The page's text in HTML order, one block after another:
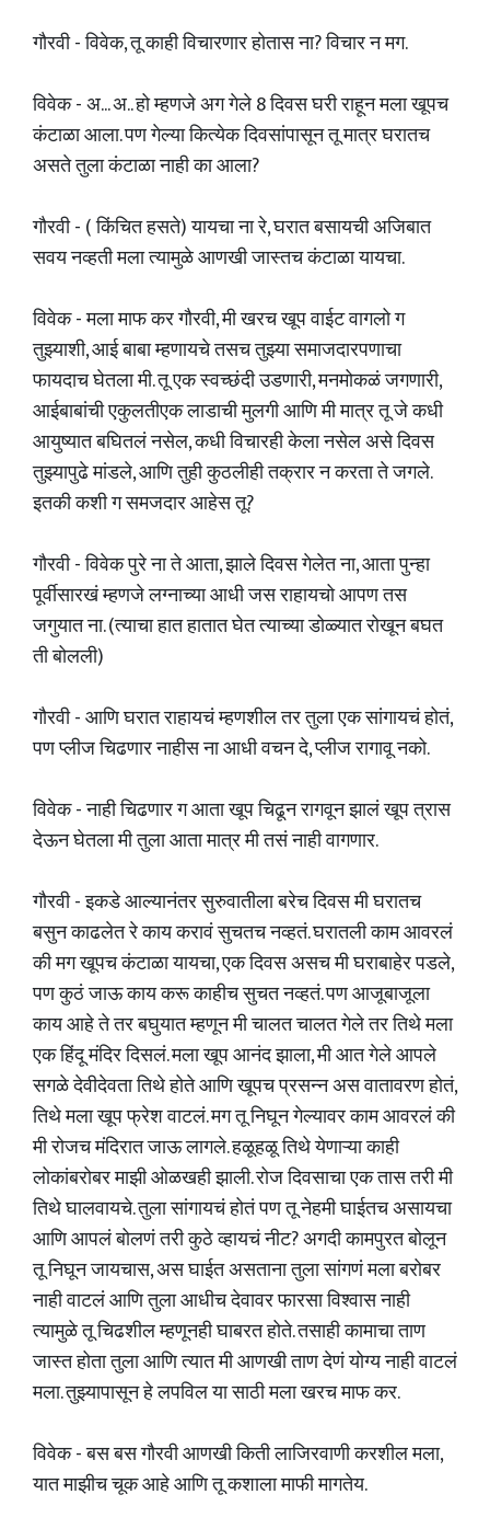
गौरवी - विवेक, तू काही विचारणार होतास ना? विचार न मग.
विवेक - अ... अ.. हो म्हणजे अग गेले 8 दिवस घरी राहून मला खूपच
कंटाळा आला. पण गेल्या कित्येक दिवसांपासून तू मात्र घरातच
असते तुला कंटाळा नाही का आला?
गौरवी - ( किंचित हसते) यायचा ना रे, घरात बसायची अजिबात
सवय नव्हती मला त्यामुळे आणखी जास्तच कंटाळा यायचा.
विवेक - मला माफ कर गौरवी, मी खरच खूप वाईट वागलो ग
तुझ्याशी, आई बाबा म्हणायचे तसच तुझ्या समाजदारपणाचा
फायदाच घेतला मी. तू एक स्वच्छंदी उडणारी, मनमोकळं जगणारी,
आईबाबांची एकुलतीएक लाडाची मुलगी आणि मी मात्र तू जे कधी
आयुष्यात बघितलं नसेल, कधी विचारही केला नसेल असे दिवस
तुझ्यापुढे मांडले, आणि तुही कुठलीही तक्रार न करता ते जगले.
इतकी कशी ग समजदार आहेस तू?
गौरवी - विवेक पुरे ना ते आता, झाले दिवस गेलेत ना, आता पुन्हा
पूर्वीसारखं म्हणजे लग्नाच्या आधी जस राहायचो आपण तस
जगुयात ना. (त्याचा हात हातात घेत त्याच्या डोळ्यात रोखून बघत
ती बोलली)
गौरवी - आणि घरात राहायचं म्हणशील तर तुला एक सांगायचं होतं,
पण प्लीज चिढणार नाहीस ना आधी वचन दे, प्लीज रागावू नको.
विवेक - नाही चिढणार ग आता खूप चिढून रागवून झालं खूप त्रास
देऊन घेतला मी तुला आता मात्र मी तसं नाही वागणार.
गौरवी - इकडे आल्यानंतर सुरुवातीला बरेच दिवस मी घरातच
बसुन काढलेत रे काय करावं सुचतच नव्हतं. घरातली काम आवरलं
की मग खूपच कंटाळा यायचा, एक दिवस असच मी घराबाहेर पडले,
पण कुठं जाऊ काय करू काहीच सुचत नव्हतं. पण आजूबाजूला
काय आहे ते तर बघुयात म्हणून मी चालत चालत गेले तर तिथे मला
एक हिंदू मंदिर दिसलं. मला खूप आनंद झाला, मी आत गेले आपले
सगळे देवीदेवता तिथे होते आणि खूपच प्रसन्न अस वातावरण होतं,
तिथे मला खूप फ्रेश वाटलं. मग तू निघून गेल्यावर काम आवरलं की
मी रोजच मंदिरात जाऊ लागले. हळूहळू तिथे येणाऱ्या काही
लोकांबरोबर माझी ओळखही झाली. रोज दिवसाचा एक तास तरी मी
तिथे घालवायचे. तुला सांगायचं होतं पण तू नेहमी घाईतच असायचा
आणि आपलं बोलणं तरी कुठे व्हायचं नीट? अगदी कामपुरत बोलून
तू निघून जायचास, अस घाईत असताना तुला सांगणं मला बरोबर
नाही वाटलं आणि तुला आधीच देवावर फारसा विश्वास नाही
त्यामुळे तू चिढशील म्हणूनही घाबरत होते. तसाही कामाचा ताण
जास्त होता तुला आणि त्यात मी आणखी ताण देणं योग्य नाही वाटलं
मला. तुझ्यापासून हे लपविल या साठी मला खरच माफ कर.
विवेक - बस बस गौरवी आणखी किती लाजिरवाणी करशील मला,
यात माझीच चूक आहे आणि तू कशाला माफी मागतेय.